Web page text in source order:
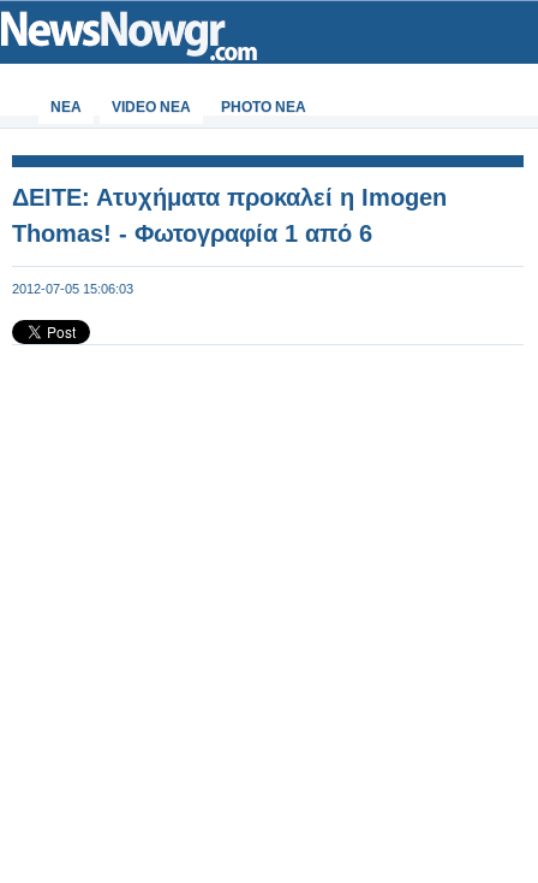
ΝΕΑ VIDEO NEA PHOTO NEA
ΔΕΙΤΕ: Ατυχήματα προκαλεί η Imogen
Thomas! - Φωτογραφία 1 από 6
2012-07-05 15:06:03